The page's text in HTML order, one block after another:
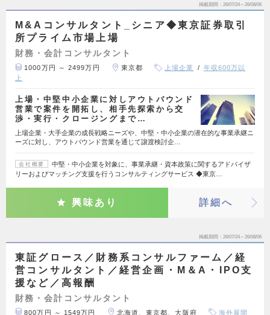
掲載期間 26/07/24～26/08/06
M&Aコンサルタント_シニア◆東京証券取引
所プライム市場上場
財務・会計コンサルタント
1000万円 ～ 2499万円 東京都 上場企業
年収600万以
上
上場・中堅中小企業に対しアウトバウンド
営業で案件を開拓し、相手先探索から交
渉・実行・クロージングまで…
上場企業・大手企業の成長戦略ニーズや、中堅・中小企業の潜在的な事業承継ニ
ーズに対し、アウトバウンド営業を通じて譲渡検討企…
会社概要
中堅・中小企業を対象に、事業承継・資本政策に関するアドバイザ
リーおよびマッチング支援を行うコンサルティングサービス ◆東京…
興味あり 詳細へ
掲載期間 26/07/24～26/08/06
東証グロース／財務系コンサルファーム／経
営コンサルタント／経営企画・M＆A・IPO支
援など／高報酬
財務・会計コンサルタント
800万円 ～ 1549万円 北海道、東京都、大阪府
海外展開